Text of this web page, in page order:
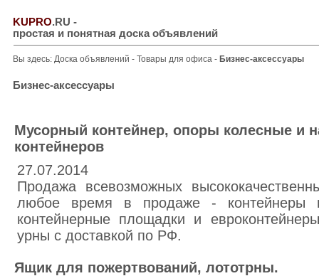
KUPRO.RU -
простая и понятная доска объявлений
Вы здесь: Доска объявлений - Товары для офиса - Бизнес-аксессуары
Бизнес-аксессуары
Мусорный контейнер, опоры колесные и
контейнеров
27.07.2014
Продажа всевозможных
любое время в продаже - контейнеры
контейнерные площадки и
урны с доставкой по РФ.
Ящик для пожертвований, лототрны.